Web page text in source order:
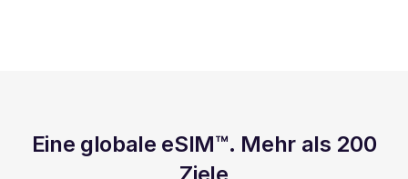
Eine globale eSIM™. Mehr als 200